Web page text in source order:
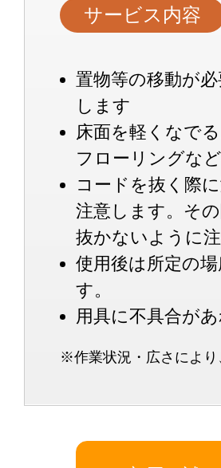
サービス内容
置物等の移動が
します
床面を軽くなで
フローリングな
コードを抜く際
注意します。そ
抜かないように注
使用後は所定の
す。
用具に不具合が
※作業状況・広さによ